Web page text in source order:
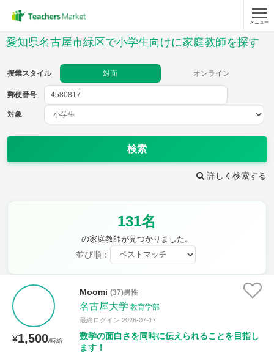
メニュー
愛知県名古屋市緑区で小学生向けに家庭教師を探す
授業スタイル 対面 オンライン
郵便番号
対象
検索
詳しく検索する
131名
の家庭教師が見つかりました。
並び順：
¥1,500/時給
Moomi (37)男性
名古屋大学 教育学部
最終ログイン:2026-07-17
数学の面白さを同時に伝えられることを目指し
ます！
郵便番号
教科
理科
保健・体育 図画工作 書写
時給：¥1,000 ～ ¥10,000
授業可能日